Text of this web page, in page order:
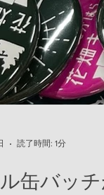
トイレを設
缶バッチ
読了時間: 1分